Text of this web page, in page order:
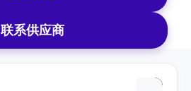
联系供应商